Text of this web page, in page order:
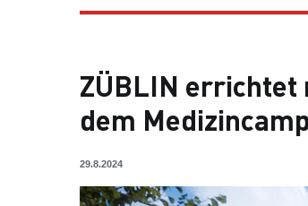
ZÜBLIN errichtet
dem
29.8.2024